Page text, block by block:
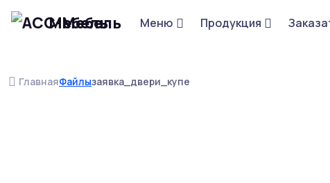
Мебель Меню Продукция
ГлавнаяФайлызаявка_двери_купе